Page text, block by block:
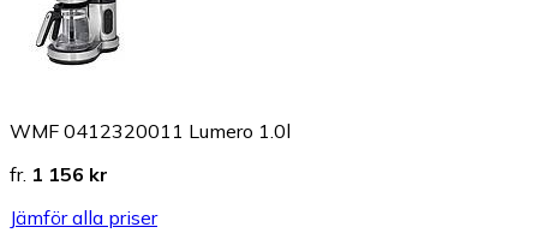
WMF 0412320011 Lumero 1.0l
fr. 1 156 kr
Jämför alla priser